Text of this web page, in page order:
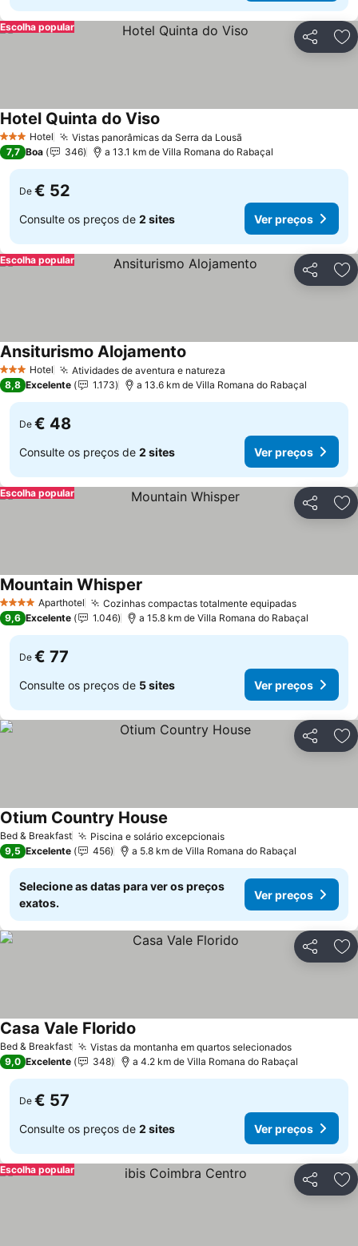
Partilhar
Escolha popular
3 EstrelasHotel Vistas panorâmicas da Serra da Lousã
Hotel Quinta do Viso
7,7 Boa 346 a 13.1 km de Villa Romana do Rabaçal
De € 52
Consulte os preços de 2 sites Ver preços
Partilhar
Escolha popular
3 EstrelasHotel Atividades de aventura e natureza
Ansiturismo Alojamento
8,8 Excelente 1.173 a 13.6 km de Villa Romana do Rabaçal
De € 48
Consulte os preços de 2 sites Ver preços
Partilhar
Escolha popular
4 EstrelasAparthotel Cozinhas compactas totalmente equipadasVer
Mountain Whisper
9,6 Excelente 1.046 a 15.8 km de Villa Romana do Rabaçal
De € 77
Consulte os preços de 5 sites Ver preços
Partilhar
Bed & Breakfast Piscina e solário excepcionaisVer preços
Otium Country House
9,5 Excelente 456 a 5.8 km de Villa Romana do Rabaçal
Selecione as datas para ver os preços
exatos.
Ver preços
Partilhar
Bed & Breakfast Vistas da montanha em quartos selecionadosVer preços
Casa Vale Florido
9,0 Excelente 348 a 4.2 km de Villa Romana do Rabaçal
De € 57
Consulte os preços de 2 sites Ver preços
Partilhar
Escolha popular